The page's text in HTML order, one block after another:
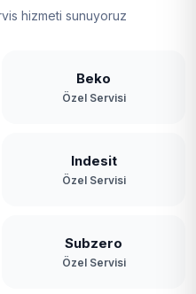
hizmeti sunuyoruz
Beko
Özel Servisi
Indesit
Özel Servisi
Subzero
Özel Servisi